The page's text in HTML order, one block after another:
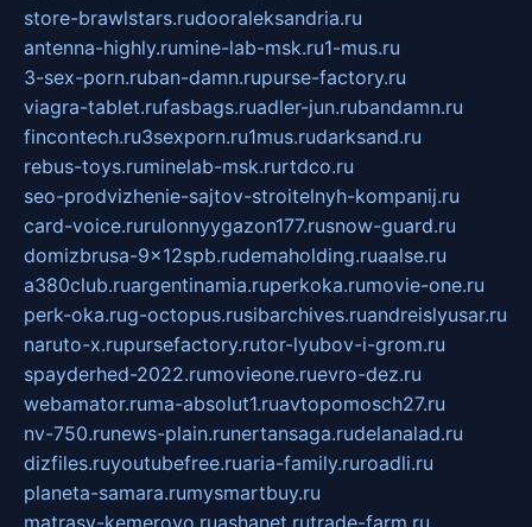
store-brawlstars.rudooraleksandria.ru
antenna-highly.rumine-lab-msk.ru1-mus.ru
3-sex-porn.ruban-damn.rupurse-factory.ru
viagra-tablet.rufasbags.ruadler-jun.rubandamn.ru
fincontech.ru3sexporn.ru1mus.rudarksand.ru
rebus-toys.ruminelab-msk.rurtdco.ru
seo-prodvizhenie-sajtov-stroitelnyh-kompanij.ru
card-voice.rurulonnyygazon177.rusnow-guard.ru
domizbrusa-9x12spb.rudemaholding.ruaalse.ru
a380club.ruargentinamia.ruperkoka.rumovie-one.ru
perk-oka.rug-octopus.rusibarchives.ruandreislyusar.ru
naruto-x.rupursefactory.rutor-lyubov-i-grom.ru
spayderhed-2022.rumovieone.ruevro-dez.ru
webamator.ruma-absolut1.ruavtopomosch27.ru
nv-750.runews-plain.runertansaga.rudelanalad.ru
dizfiles.ruyoutubefree.ruaria-family.ruroadli.ru
planeta-samara.rumysmartbuy.ru
matrasy-kemerovo.ruashanet.rutrade-farm.ru